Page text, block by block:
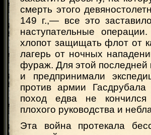
смерть этого
149 г.,— все это
наступательные
хлопот защищать флот от
лагерь от ночных
фураж. Для этой последней
и предпринимали
против армии
поход едва не кончился
плохого руководства и
Эта война протекала